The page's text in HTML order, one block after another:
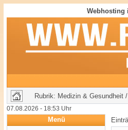
Webhosting
Rubrik: Medizin & Gesundheit
07.08.2026 - 18:53 Uhr
Menü